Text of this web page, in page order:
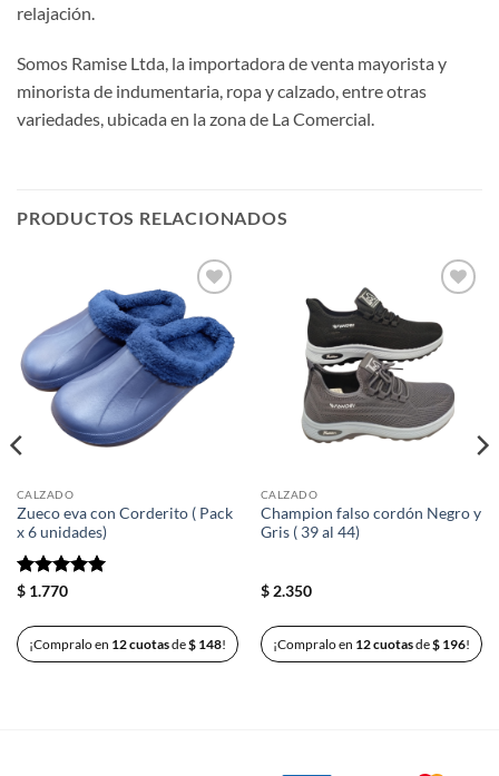
relajación.
Somos Ramise Ltda, la importadora de venta mayorista y
minorista de indumentaria, ropa y calzado, entre otras
variedades, ubicada en la zona de La Comercial.
PRODUCTOS RELACIONADOS
a la
lista de
deseos
CALZADO
Zueco eva con Corderito ( Pack
x 6 unidades)
Valorado
$1.770
¡Compralo en 12 cuotasde$ 148!
a la
lista de
deseos
CALZADO
Champion falso cordón Negro y
Gris ( 39 al 44)
$2.350
¡Compralo en 12 cuotasde$ 196!